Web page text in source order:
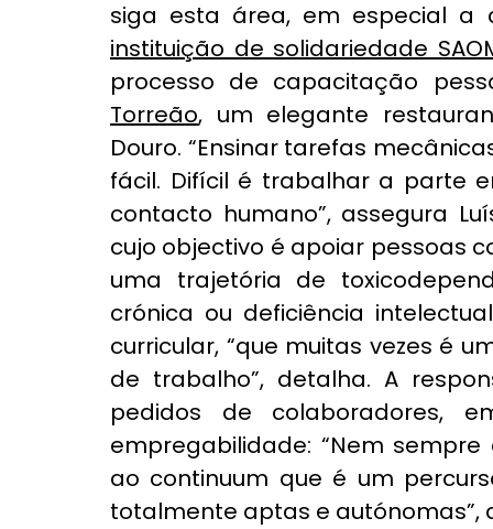
instituição de solidariedade
Torreão, um elegante
Douro. “Ensinar tarefas
fácil. Difícil é trabalhar a parte
contacto humano”, assegura
cujo objectivo é apoiar pes­soas
uma trajetória de
crónica ou deficiência
curricular, “que muitas vezes é
de trabalho”, detalha. A
pedidos de colaboradores,
empregabilidade: “Nem
ao continuum que é um
totalmente aptas e autónomas”,